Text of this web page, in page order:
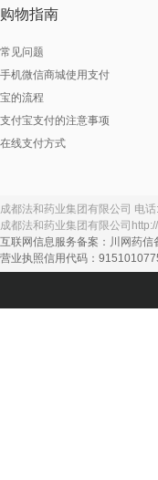
购物指南
常见问题
手机微信商城使用支付
宝的流程
支付宝支付的注意事项
在线支付方式
成都法和药业集团有限公司 电话:
成都法和药业集团有限公司
互联网信息服务备案：川网药
营业执照信用代码：